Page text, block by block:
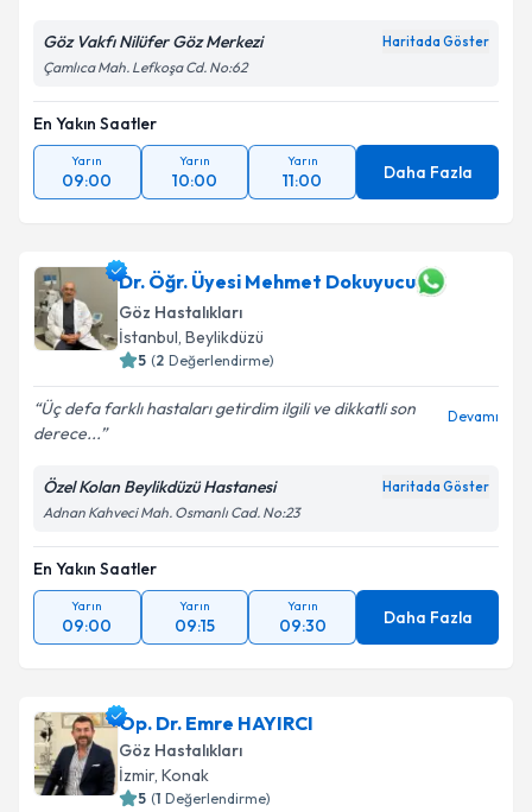
Göz Vakfı Nilüfer Göz Merkezi Haritada Göster
Çamlıca Mah. Lefkoşa Cd. No:62
En Yakın Saatler
Yarın
09:00
Yarın
10:00
Yarın
11:00 Daha Fazla
Dr. Öğr. Üyesi Mehmet Dokuyucu
Göz Hastalıkları
İstanbul, Beylikdüzü
5 (2 Değerlendirme)
Üç defa farklı hastaları getirdim ilgili ve dikkatli son
derece...
Devamı
Özel Kolan Beylikdüzü Hastanesi Haritada Göster
Adnan Kahveci Mah. Osmanlı Cad. No:23
En Yakın Saatler
Yarın
09:00
Yarın
09:15
Yarın
09:30 Daha Fazla
Op. Dr. Emre HAYIRCI
Göz Hastalıkları
İzmir, Konak
5 (1 Değerlendirme)